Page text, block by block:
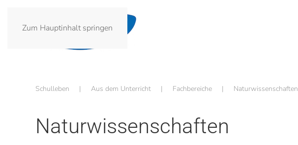
Zum Hauptinhalt springen
Schulleben Aus dem Unterricht Fachbereiche Naturwissenschaften
Naturwissenschaften